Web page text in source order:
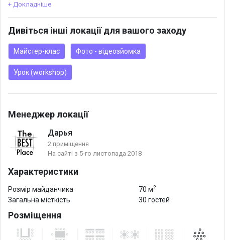
ароматного кофе. Возможность создания интерьерного
+ Докладніше
Дивіться інші локації для вашого заходу
Майстер-клас Фото - відеозйомка
Урок (workshop)
Менеджер локації
Дарья
2 приміщення
На сайті з 5-го листопада 2018
Характеристики
Розмір майданчика 70 м2
Загальна місткість 30 гостей
Розміщення